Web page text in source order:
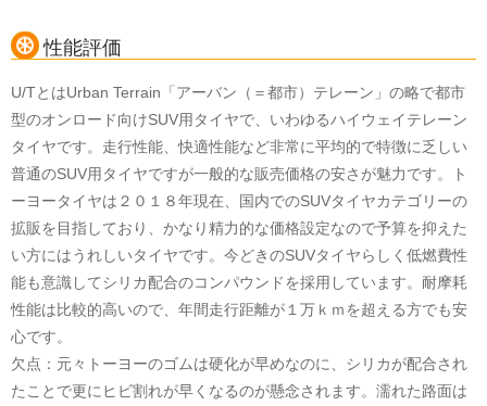
性能評価
U/TとはUrban Terrain「アーバン（＝都市）テレーン」の略で都市
型のオンロード向けSUV用タイヤで、いわゆるハイウェイテレーン
タイヤです。走行性能、快適性能など非常に平均的で特徴に乏しい
普通のSUV用タイヤですが一般的な販売価格の安さが魅力です。ト
ーヨータイヤは２０１８年現在、国内でのSUVタイヤカテゴリーの
拡販を目指しており、かなり精力的な価格設定なので予算を抑えた
い方にはうれしいタイヤです。今どきのSUVタイヤらしく低燃費性
能も意識してシリカ配合のコンパウンドを採用しています。耐摩耗
性能は比較的高いので、年間走行距離が１万ｋｍを超える方でも安
心です。
欠点：元々トーヨーのゴムは硬化が早めなのに、シリカが配合され
たことで更にヒビ割れが早くなるのが懸念されます。濡れた路面は